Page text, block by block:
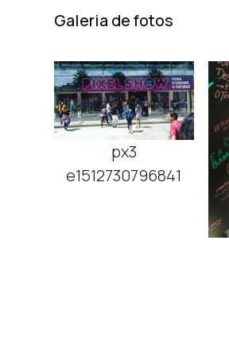
Galeria de fotos
px3
e1512730796841